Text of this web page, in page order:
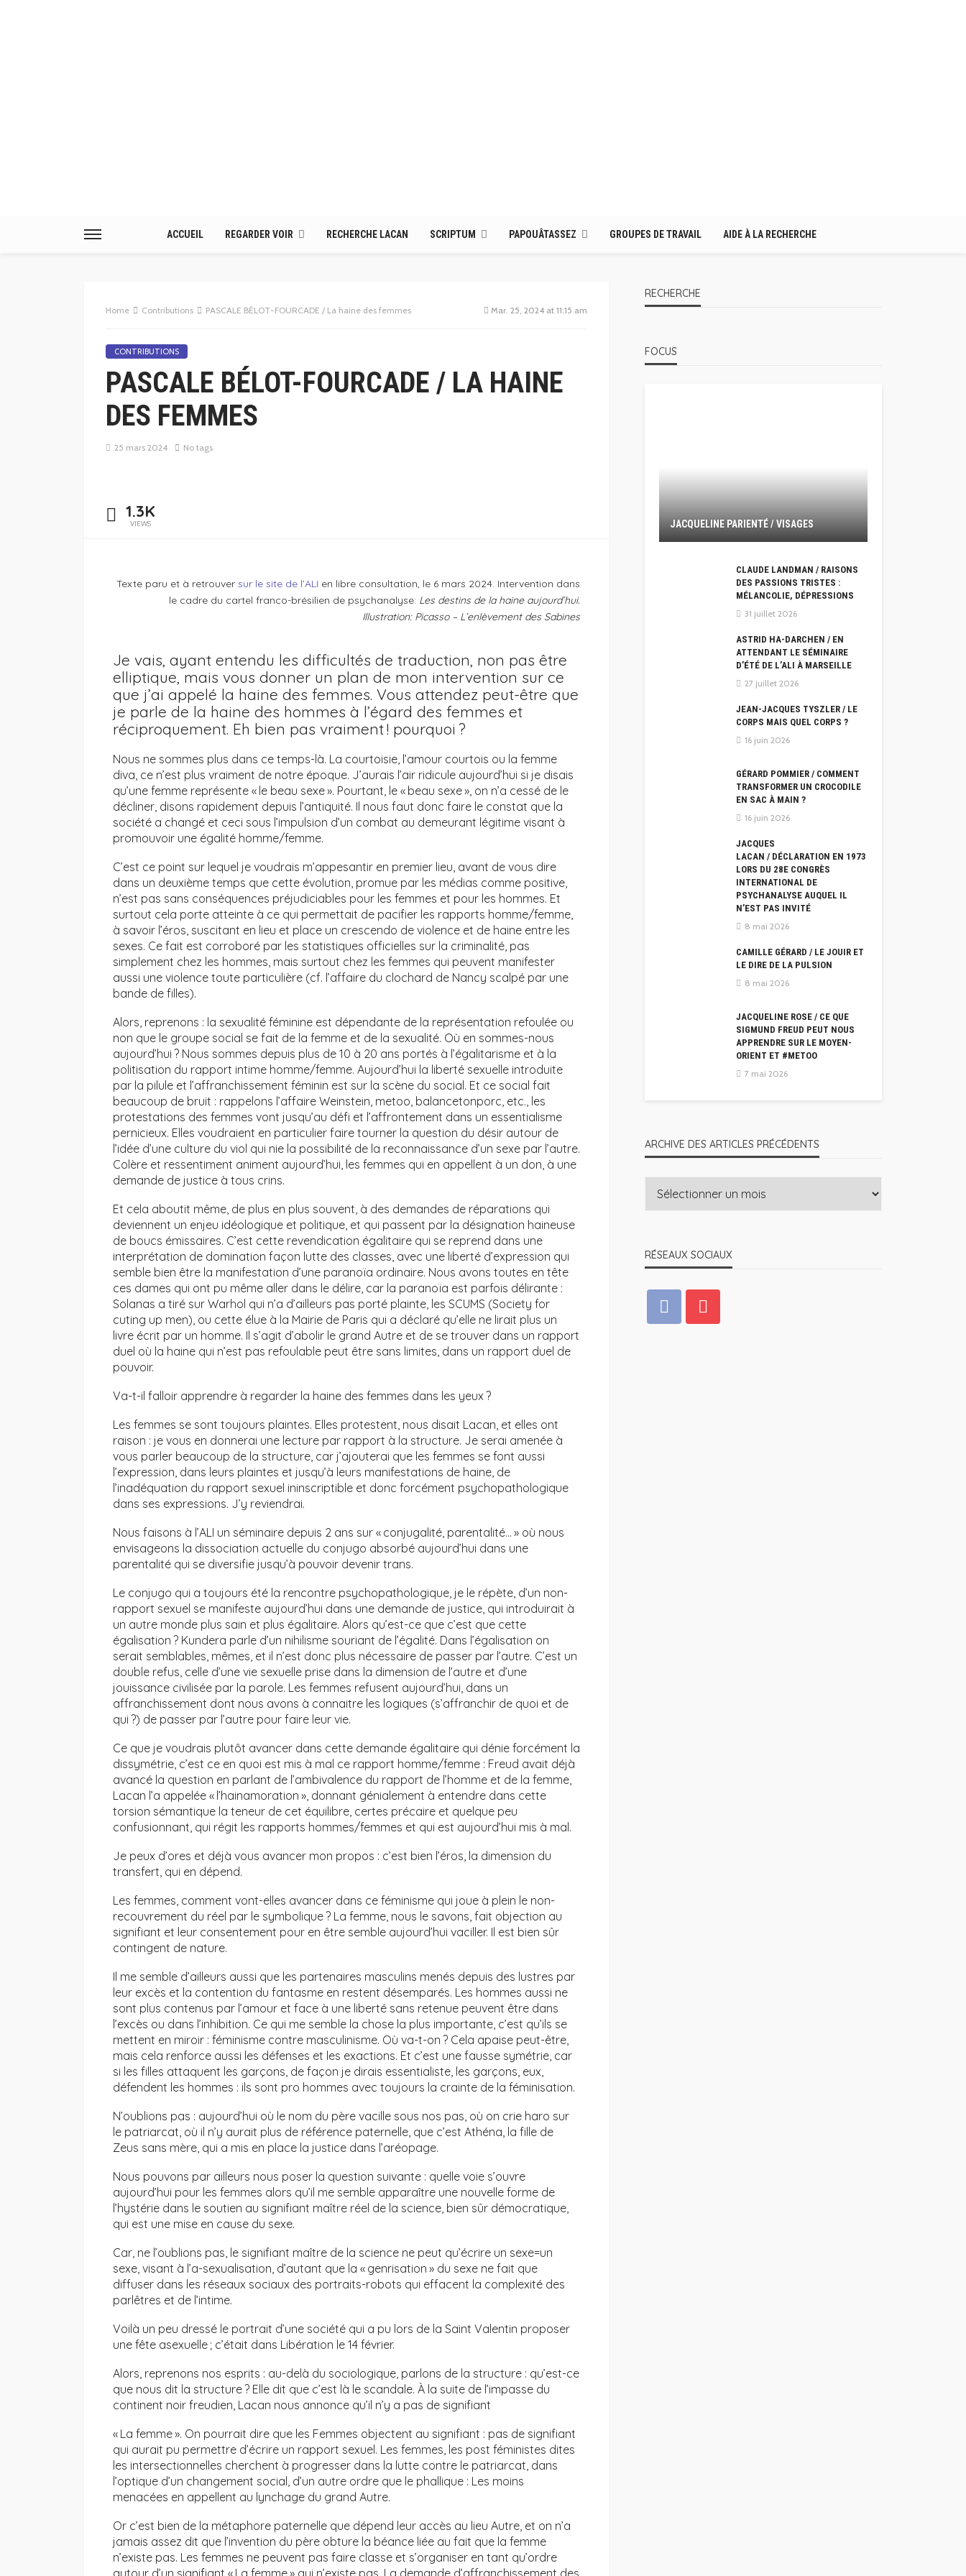
ACCUEIL REGARDER VOIR RECHERCHE LACAN SCRIPTUM PAPOUÂTASSEZ GROUPES DE TRAVAIL AIDE À LA RECHERCHE
Home Contributions PASCALE BÉLOT-FOURCADE / La haine des femmes Mar. 25, 2024 at 11:15 am
CONTRIBUTIONS
PASCALE BÉLOT-FOURCADE / LA HAINE
DES FEMMES
25 mars 2024 No tags
1.3K
VIEWS
Texte paru et à retrouver sur le site de l’ALI en libre consultation, le 6 mars 2024. Intervention dans
le cadre du cartel franco-brésilien de psychanalyse: Les destins de la haine aujourd’hui.
Illustration: Picasso – L’enlèvement des Sabines
Je vais, ayant entendu les difficultés de traduction, non pas être
elliptique, mais vous donner un plan de mon intervention sur ce
que j’ai appelé la haine des femmes. Vous attendez peut-être que
je parle de la haine des hommes à l’égard des femmes et
réciproquement. Eh bien pas vraiment ! pourquoi ?
Nous ne sommes plus dans ce temps-là. La courtoisie, l’amour courtois ou la femme
diva, ce n’est plus vraiment de notre époque. J’aurais l’air ridicule aujourd’hui si je disais
qu’une femme représente « le beau sexe ». Pourtant, le « beau sexe », on n’a cessé de le
décliner, disons rapidement depuis l’antiquité. Il nous faut donc faire le constat que la
société a changé et ceci sous l’impulsion d’un combat au demeurant légitime visant à
promouvoir une égalité homme/femme.
C’est ce point sur lequel je voudrais m’appesantir en premier lieu, avant de vous dire
dans un deuxième temps que cette évolution, promue par les médias comme positive,
n’est pas sans conséquences préjudiciables pour les femmes et pour les hommes. Et
surtout cela porte atteinte à ce qui permettait de pacifier les rapports homme/femme,
à savoir l’éros, suscitant en lieu et place un crescendo de violence et de haine entre les
sexes. Ce fait est corroboré par les statistiques officielles sur la criminalité, pas
simplement chez les hommes, mais surtout chez les femmes qui peuvent manifester
aussi une violence toute particulière (cf. l’affaire du clochard de Nancy scalpé par une
bande de filles).
Alors, reprenons : la sexualité féminine est dépendante de la représentation refoulée ou
non que le groupe social se fait de la femme et de la sexualité. Où en sommes-nous
aujourd’hui ? Nous sommes depuis plus de 10 à 20 ans portés à l’égalitarisme et à la
politisation du rapport intime homme/femme. Aujourd’hui la liberté sexuelle introduite
par la pilule et l’affranchissement féminin est sur la scène du social. Et ce social fait
beaucoup de bruit : rappelons l’affaire Weinstein, metoo, balancetonporc, etc., les
protestations des femmes vont jusqu’au défi et l’affrontement dans un essentialisme
pernicieux. Elles voudraient en particulier faire tourner la question du désir autour de
l’idée d’une culture du viol qui nie la possibilité de la reconnaissance d’un sexe par l’autre.
Colère et ressentiment animent aujourd’hui, les femmes qui en appellent à un don, à une
demande de justice à tous crins.
Et cela aboutit même, de plus en plus souvent, à des demandes de réparations qui
deviennent un enjeu idéologique et politique, et qui passent par la désignation haineuse
de boucs émissaires. C’est cette revendication égalitaire qui se reprend dans une
interprétation de domination façon lutte des classes, avec une liberté d’expression qui
semble bien être la manifestation d’une paranoïa ordinaire. Nous avons toutes en tête
ces dames qui ont pu même aller dans le délire, car la paranoïa est parfois délirante :
Solanas a tiré sur Warhol qui n’a d’ailleurs pas porté plainte, les SCUMS (Society for
cuting up men), ou cette élue à la Mairie de Paris qui a déclaré qu’elle ne lirait plus un
livre écrit par un homme. Il s’agit d’abolir le grand Autre et de se trouver dans un rapport
duel où la haine qui n’est pas refoulable peut être sans limites, dans un rapport duel de
pouvoir.
Va-t-il falloir apprendre à regarder la haine des femmes dans les yeux ?
Les femmes se sont toujours plaintes. Elles protestent, nous disait Lacan, et elles ont
raison : je vous en donnerai une lecture par rapport à la structure. Je serai amenée à
vous parler beaucoup de la structure, car j’ajouterai que les femmes se font aussi
l’expression, dans leurs plaintes et jusqu’à leurs manifestations de haine, de
l’inadéquation du rapport sexuel ininscriptible et donc forcément psychopathologique
dans ses expressions. J’y reviendrai.
Nous faisons à l’ALI un séminaire depuis 2 ans sur « conjugalité, parentalité… » où nous
envisageons la dissociation actuelle du conjugo absorbé aujourd’hui dans une
parentalité qui se diversifie jusqu’à pouvoir devenir trans.
Le conjugo qui a toujours été la rencontre psychopathologique, je le répète, d’un non-
rapport sexuel se manifeste aujourd’hui dans une demande de justice, qui introduirait à
un autre monde plus sain et plus égalitaire. Alors qu’est-ce que c’est que cette
égalisation ? Kundera parle d’un nihilisme souriant de l’égalité. Dans l’égalisation on
serait semblables, mêmes, et il n’est donc plus nécessaire de passer par l’autre. C’est un
double refus, celle d’une vie sexuelle prise dans la dimension de l’autre et d’une
jouissance civilisée par la parole. Les femmes refusent aujourd’hui, dans un
affranchissement dont nous avons à connaitre les logiques (s’affranchir de quoi et de
qui ?) de passer par l’autre pour faire leur vie.
Ce que je voudrais plutôt avancer dans cette demande égalitaire qui dénie forcément la
dissymétrie, c’est ce en quoi est mis à mal ce rapport homme/femme : Freud avait déjà
avancé la question en parlant de l’ambivalence du rapport de l’homme et de la femme,
Lacan l’a appelée « l’hainamoration », donnant génialement à entendre dans cette
torsion sémantique la teneur de cet équilibre, certes précaire et quelque peu
confusionnant, qui régit les rapports hommes/femmes et qui est aujourd’hui mis à mal.
Je peux d’ores et déjà vous avancer mon propos : c’est bien l’éros, la dimension du
transfert, qui en dépend.
Les femmes, comment vont-elles avancer dans ce féminisme qui joue à plein le non-
recouvrement du réel par le symbolique ? La femme, nous le savons, fait objection au
signifiant et leur consentement pour en être semble aujourd’hui vaciller. Il est bien sûr
contingent de nature.
Il me semble d’ailleurs aussi que les partenaires masculins menés depuis des lustres par
leur excès et la contention du fantasme en restent désemparés. Les hommes aussi ne
sont plus contenus par l’amour et face à une liberté sans retenue peuvent être dans
l’excès ou dans l’inhibition. Ce qui me semble la chose la plus importante, c’est qu’ils se
mettent en miroir : féminisme contre masculinisme. Où va-t-on ? Cela apaise peut-être,
mais cela renforce aussi les défenses et les exactions. Et c’est une fausse symétrie, car
si les filles attaquent les garçons, de façon je dirais essentialiste, les garçons, eux,
défendent les hommes : ils sont pro hommes avec toujours la crainte de la féminisation.
N’oublions pas : aujourd’hui où le nom du père vacille sous nos pas, où on crie haro sur
le patriarcat, où il n’y aurait plus de référence paternelle, que c’est Athéna, la fille de
Zeus sans mère, qui a mis en place la justice dans l’aréopage.
Nous pouvons par ailleurs nous poser la question suivante : quelle voie s’ouvre
aujourd’hui pour les femmes alors qu’il me semble apparaître une nouvelle forme de
l’hystérie dans le soutien au signifiant maître réel de la science, bien sûr démocratique,
qui est une mise en cause du sexe.
Car, ne l’oublions pas, le signifiant maître de la science ne peut qu’écrire un sexe=un
sexe, visant à l’a-sexualisation, d’autant que la « genrisation » du sexe ne fait que
diffuser dans les réseaux sociaux des portraits-robots qui effacent la complexité des
parlêtres et de l’intime.
Voilà un peu dressé le portrait d’une société qui a pu lors de la Saint Valentin proposer
une fête asexuelle ; c’était dans Libération le 14 février.
Alors, reprenons nos esprits : au-delà du sociologique, parlons de la structure : qu’est-ce
que nous dit la structure ? Elle dit que c’est là le scandale. À la suite de l’impasse du
continent noir freudien, Lacan nous annonce qu’il n’y a pas de signifiant
« La femme ». On pourrait dire que les Femmes objectent au signifiant : pas de signifiant
qui aurait pu permettre d’écrire un rapport sexuel. Les femmes, les post féministes dites
les intersectionnelles cherchent à progresser dans la lutte contre le patriarcat, dans
l’optique d’un changement social, d’un autre ordre que le phallique : Les moins
menacées en appellent au lynchage du grand Autre.
Or c’est bien de la métaphore paternelle que dépend leur accès au lieu Autre, et on n’a
jamais assez dit que l’invention du père obture la béance liée au fait que la femme
n’existe pas. Les femmes ne peuvent pas faire classe et s’organiser en tant qu’ordre
RECHERCHE
FOCUS
JACQUELINE PARIENTÉ / VISAGES
CLAUDE LANDMAN / RAISONS
DES PASSIONS TRISTES :
MÉLANCOLIE, DÉPRESSIONS
31 juillet 2026
ASTRID HA-DARCHEN / EN
ATTENDANT LE SÉMINAIRE
D’ÉTÉ DE L’ALI À MARSEILLE
27 juillet 2026
JEAN-JACQUES TYSZLER / LE
CORPS MAIS QUEL CORPS ?
16 juin 2026
GÉRARD POMMIER / COMMENT
TRANSFORMER UN CROCODILE
EN SAC À MAIN ?
16 juin 2026
JACQUES
LACAN / DÉCLARATION EN 1973
LORS DU 28E CONGRÈS
INTERNATIONAL DE
PSYCHANALYSE AUQUEL IL
N’EST PAS INVITÉ
8 mai 2026
CAMILLE GÉRARD / LE JOUIR ET
LE DIRE DE LA PULSION
8 mai 2026
JACQUELINE ROSE / CE QUE
SIGMUND FREUD PEUT NOUS
APPRENDRE SUR LE MOYEN-
ORIENT ET #METOO
7 mai 2026
ARCHIVE DES ARTICLES PRÉCÉDENTS
RÉSEAUX SOCIAUX